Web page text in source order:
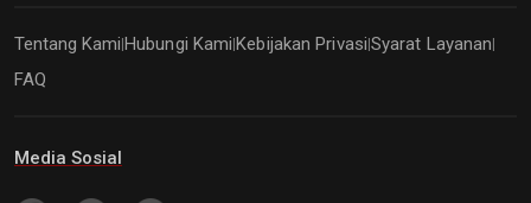
Tentang Kami Hubungi Kami Kebijakan Privasi Syarat Layanan
FAQ
Media Sosial